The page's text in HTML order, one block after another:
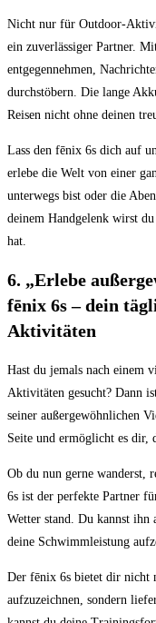
Nicht nur für ⁣Outdoor-
ein zuverlässiger Partner.
entgegennehmen,⁣
durchstöbern. Die lange
Reisen nicht ohne deinen
Lass den‌ fēnix 6s dich auf
erlebe ‌die ⁢Welt von einer
unterwegs bist oder⁤ die
⁢deinem ⁣Handgelenk wirst
hat.
6. „Erlebe​
fēnix ‌6s – dein
Aktivitäten
Hast⁤ du jemals nach einem
Aktivitäten‌ gesucht? ⁢Dann
seiner außergewöhnlichen
Seite⁤ und⁢ ermöglicht es dir,
Ob du nun⁢ gerne ‍wanderst,‍
6s ist ‍der ​perfekte Partner
Wetter ​stand. Du​ kannst ihn
‌deine Schwimmleistung
Der fēnix ‍6s bietet dir nicht
aufzuzeichnen, ​sondern